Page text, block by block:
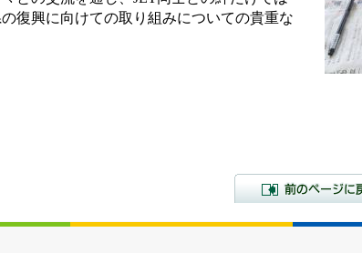
復興に向けての取り組みについての貴重な